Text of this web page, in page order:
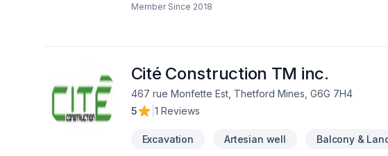
Paysagement, Tourbe. Grâce à notre approche
Member Since 2018
Cité Construction TM inc.
467 rue Monfette Est, Thetford Mines, G6G 7H4
5
1 Reviews
Excavation Artesian well Balcony &